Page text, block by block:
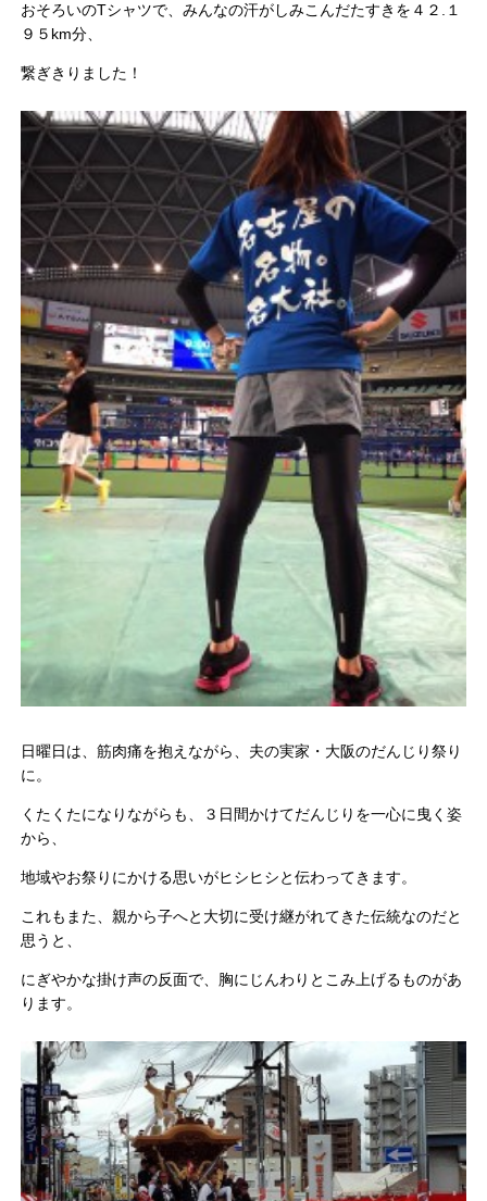
おそろいのTシャツで、みんなの汗がしみこんだたすきを４２.１
９５km分、
繋ぎきりました！
日曜日は、筋肉痛を抱えながら、夫の実家・大阪のだんじり祭り
に。
くたくたになりながらも、３日間かけてだんじりを一心に曳く姿
から、
地域やお祭りにかける思いがヒシヒシと伝わってきます。
これもまた、親から子へと大切に受け継がれてきた伝統なのだと
思うと、
にぎやかな掛け声の反面で、胸にじんわりとこみ上げるものがあ
ります。